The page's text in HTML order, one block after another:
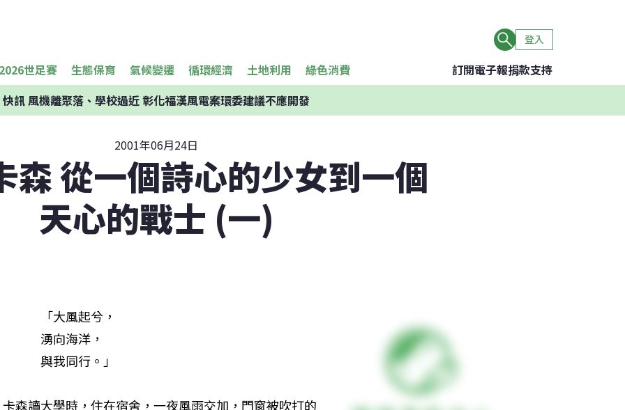
登入
世足賽 生態保育 氣候變遷 循環經濟 土地利用 綠色消費 訂閱電子報捐款支持
快訊風機離聚落、學校過近 彰化福漢風電案環委建議不應開發
2001年06月24日
從一個詩心的少女到一個
天心的戰士 (一)
「大風起兮，
湧向海洋，
與我同行。」
卡森讀大學時，住在宿舍，一夜風雨交加，門窗被吹打的